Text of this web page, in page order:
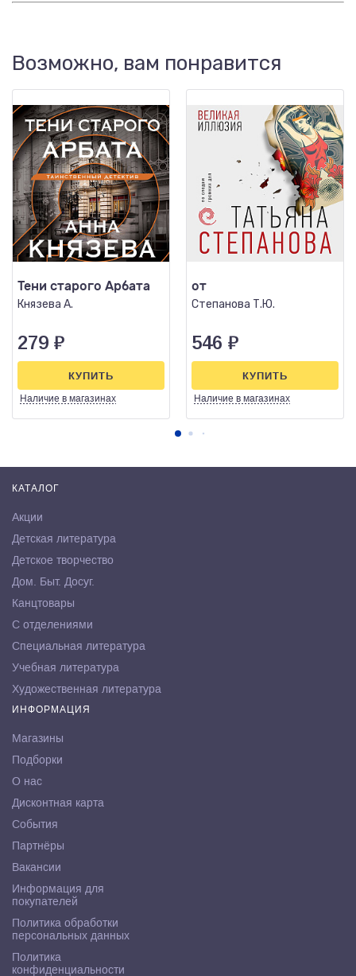
Возможно, вам понравится
Тени старого Арбата
Князева А.
279 ₽
Наличие в магазинах
КУПИТЬ
от
Степанова Т.Ю.
546 ₽
Наличие в магазинах
КУПИТЬ
КАТАЛОГ
Акции
Детская литература
Детское творчество
Дом. Быт. Досуг.
Канцтовары
С отделениями
Специальная литература
Учебная литература
Художественная литература
ИНФОРМАЦИЯ
Магазины
Подборки
О нас
Дисконтная карта
События
Партнёры
Вакансии
Информация для
покупателей
Политика обработки
персональных данных
Политика
конфиденциальности